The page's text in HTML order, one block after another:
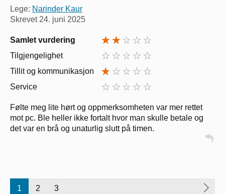
Lege: Narinder Kaur
Skrevet 24. juni 2025
Samlet vurdering
Tilgjengelighet
Tillit og kommunikasjon
Service
Følte meg lite hørt og oppmerksomheten var mer rettet
mot pc. Ble heller ikke fortalt hvor man skulle betale og
det var en brå og unaturlig slutt på timen.
1 2 3